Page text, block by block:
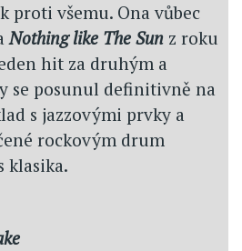
proti všemu. Ona vůbec
Nothing like The Sun z roku
hit za druhým a
se posunul definitivně na
s jazzovými prvky a
rockovým drum
klasika.